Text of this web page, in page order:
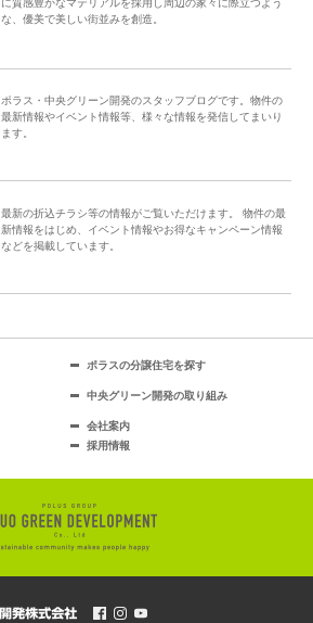
な、優美で美しい街並みを創造。
ポラス・中央グリーン開発のスタッフブログです。物件の
最新情報やイベント情報等、様々な情報を発信してまいり
ます。
最新の折込チラシ等の情報がご覧いただけます。 物件の最
新情報をはじめ、イベント情報やお得なキャンペーン情報
などを掲載しています。
ポラスの分譲住宅を探す
中央グリーン開発の取り組み
会社案内
採用情報